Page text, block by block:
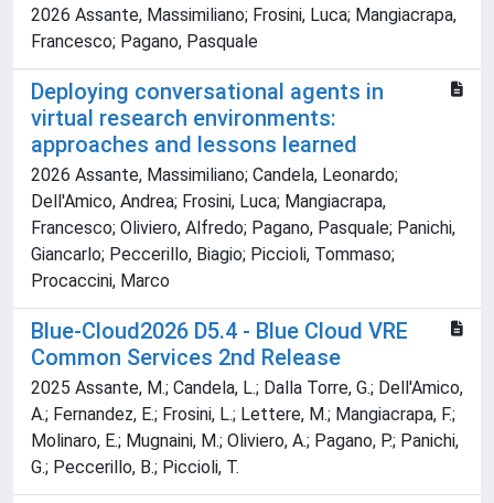
2026 Assante, Massimiliano; Frosini, Luca; Mangiacrapa,
Francesco; Pagano, Pasquale
Deploying conversational agents in
virtual research environments:
approaches and lessons learned
2026 Assante, Massimiliano; Candela, Leonardo;
Dell'Amico, Andrea; Frosini, Luca; Mangiacrapa,
Francesco; Oliviero, Alfredo; Pagano, Pasquale; Panichi,
Giancarlo; Peccerillo, Biagio; Piccioli, Tommaso;
Procaccini, Marco
Blue-Cloud2026 D5.4 - Blue Cloud VRE
Common Services 2nd Release
2025 Assante, M.; Candela, L.; Dalla Torre, G.; Dell'Amico,
A.; Fernandez, E.; Frosini, L.; Lettere, M.; Mangiacrapa, F.;
Molinaro, E.; Mugnaini, M.; Oliviero, A.; Pagano, P.; Panichi,
G.; Peccerillo, B.; Piccioli, T.